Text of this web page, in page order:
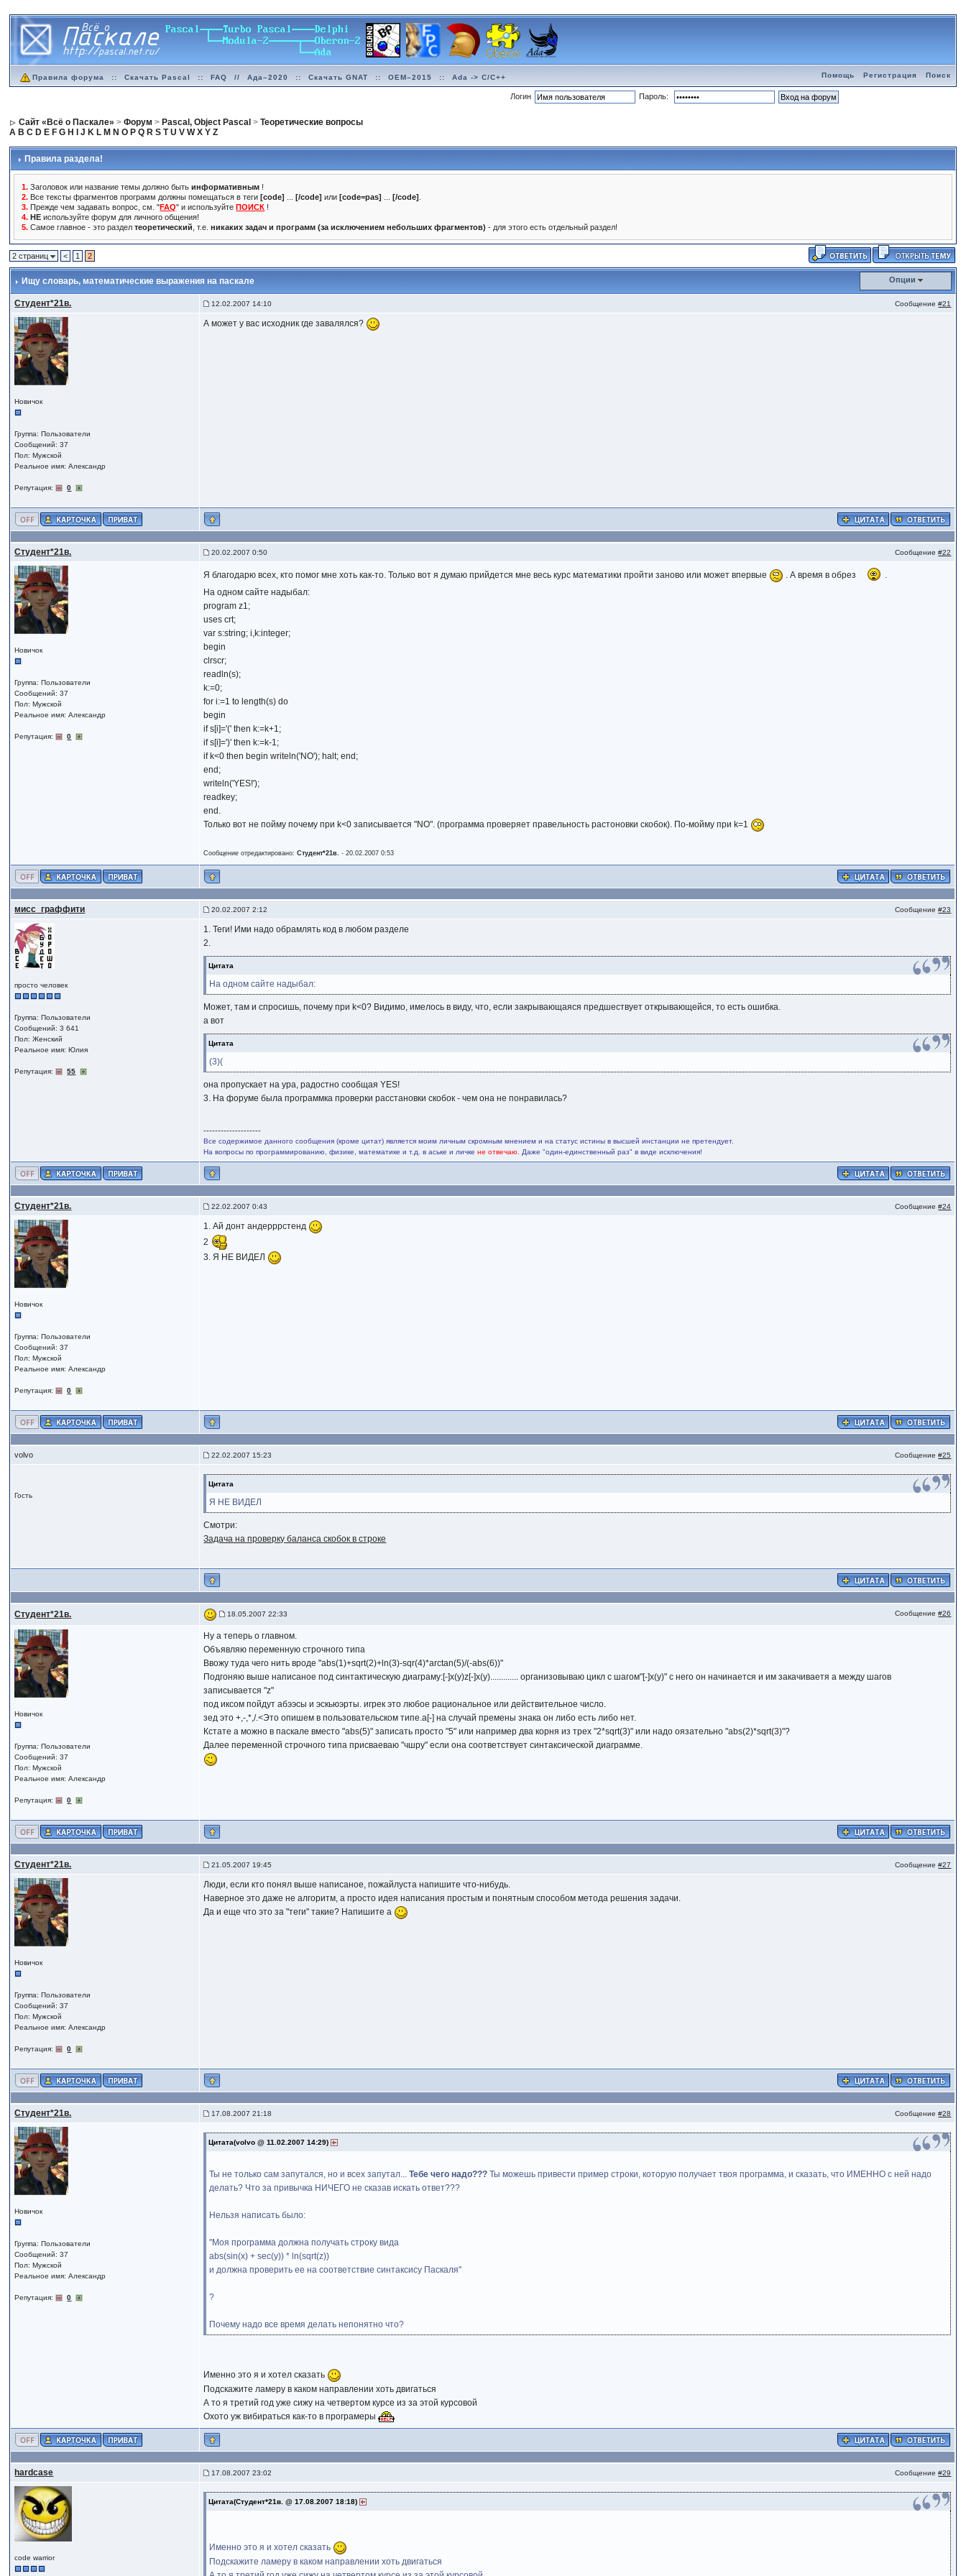
Правила форума :: Скачать Pascal :: FAQ // Ада–2020 :: Скачать GNAT :: OEM–2015 :: Ada -> C/C++ Помощь Регистрация Поиск
Логин Пароль:
Сайт «Всё о Паскале» >Форум > Pascal, Object Pascal >Теоретические вопросы
A B C D E F G H J K L M N O P Q R S T U V W X Y Z
Правила раздела!
1. Заголовок или название темы должно бытьинформативным !
2. Все тексты фрагментов программ должны помещаться в теги[code] ...[/code] или[code=pas] ...[/code]
3. Прежде чем задавать вопрос, см. "FAQ" и используйтеПОИСК !
4. НЕ используйте форум для личного общения!
5. Самое главное - это разделтеоретический , т.е.никаких задач и программ (за исключением небольших фрагментов) - для этого есть отдельный раздел!
2 страниц < 1 2
Ищу словарь, математические выражения на паскале Опции
Студент*21в. 12.02.2007 14:10 Сообщение#21
Новичок
Группа: Пользователи
Сообщений: 37
Пол: Мужской
Реальное имя: Александр
Репутация: 0
А может у вас исходник где завалялся?
Студент*21в. 20.02.2007 0:50 Сообщение#22
Новичок
Группа: Пользователи
Сообщений: 37
Пол: Мужской
Реальное имя: Александр
Репутация: 0
Я благодарю всех, кто помог мне хоть как-то. Только вот я думаю прийдется мне весь курс математики пройти заново или может впервые . А время в обрез
.
На одном сайте надыбал:
program z1;
uses crt;
var s:string; i,k:integer;
begin
clrscr;
readln(s);
k:=0;
for i:=1 to length(s) do
begin
if s[i]='(' then k:=k+1;
if s[i]=')' then k:=k-1;
if k<0 then begin writeln('NO'); halt; end;
end;
writeln('YES!');
readkey;
end.
Только вот не пойму почему при k<0 записывается "NO". (программа проверяет правельность растоновки скобок). По-мойму при k=1
Сообщение отредактировано:Студент*21в. -20.02.2007 0:53
мисс_граффити 20.02.2007 2:12 Сообщение#23
просто человек
Группа: Пользователи
Сообщений: 3 641
Пол: Женский
Реальное имя: Юлия
Репутация: 55
1. Теги! Ими надо обрамлять код в любом разделе
2.
Цитата
На одном сайте надыбал:
Может, там и спросишь, почему при k<0? Видимо, имелось в виду, что, если закрывающаяся предшествует открывающейся, то есть ошибка.
а вот
Цитата
(3)(
она пропускает на ура, радостно сообщая YES!
3. На форуме была программка проверки расстановки скобок - чем она не понравилась?
--------------------
Все содержимое данного сообщения (кроме цитат) является моим личным скромным мнением и на статус истины в высшей инстанции не претендует.
На вопросы по программированию, физике, математике и т.д. в аське и личкене отвечаю. Даже "один-единственный раз" в виде исключения!
Студент*21в. 22.02.2007 0:43 Сообщение#24
Новичок
Группа: Пользователи
Сообщений: 37
Пол: Мужской
Реальное имя: Александр
Репутация: 0
1. Ай донт андерррстенд
2
3. Я НЕ ВИДЕЛ
volvo 22.02.2007 15:23 Сообщение#25
Гость
Цитата
Я НЕ ВИДЕЛ
Смотри:
Задача на проверку баланса скобок в строке
Студент*21в. 18.05.2007 22:33 Сообщение#26
Новичок
Группа: Пользователи
Сообщений: 37
Пол: Мужской
Реальное имя: Александр
Репутация: 0
Ну а теперь о главном.
Объявляю переменную строчного типа
Ввожу туда чего нить вроде "abs(1)+sqrt(2)+ln(3)-sqr(4)*arctan(5)/(-abs(6))"
Подгоняю выше написаное под синтактическую диаграму:[-]x(y)z[-]x(y)............. организовываю цикл с шагом"[-]x(y)" с него он начинается и им закачиваетя а между шагов
записывается "z"
под иксом пойдут абээсы и эскьюэрты. игрек это любое рациональное или действительное число.
зед это +,-,*,/.<Это опишем в пользовательском типе.а[-] на случай премены знака он либо есть либо нет.
Кстате а можно в паскале вместо "abs(5)" записать просто "5" или например два корня из трех "2*sqrt(3)" или надо оязательно "abs(2)*sqrt(3)"?
Далее переменной строчного типа присваеваю "чшру" если она соответствует синтаксической диаграмме.
Студент*21в. 21.05.2007 19:45 Сообщение#27
Новичок
Группа: Пользователи
Сообщений: 37
Пол: Мужской
Реальное имя: Александр
Репутация: 0
Люди, если кто понял выше написаное, пожайлуста напишите что-нибудь.
Наверное это даже не алгоритм, а просто идея написания простым и понятным способом метода решения задачи.
Да и еще что это за "теги" такие? Напишите а
Студент*21в. 17.08.2007 21:18 Сообщение#28
Новичок
Группа: Пользователи
Сообщений: 37
Пол: Мужской
Реальное имя: Александр
Репутация: 0
Цитата(volvo @ 11.02.2007 14:29)
Ты не только сам запутался, но и всех запутал...Тебе чего надо??? Ты можешь привести пример строки, которую получает твоя программа, и сказать, что ИМЕННО с ней надо
делать? Что за привычка НИЧЕГО не сказав искать ответ???
Нельзя написать было:
"Моя программа должна получать строку вида
abs(sin(x) + sec(y)) * ln(sqrt(z))
и должна проверить ее на соответствие синтаксису Паскаля"
?
Почему надо все время делать непонятно что?
Именно это я и хотел сказать
Подскажите ламеру в каком направлении хоть двигаться
А то я третий год уже сижу на четвертом курсе из за этой курсовой
Охото уж вибираться как-то в програмеры
hardcase 17.08.2007 23:02 Сообщение#29
code warrior
Цитата(Студент*21в. @ 17.08.2007 18:18)
Именно это я и хотел сказать
Подскажите ламеру в каком направлении хоть двигаться